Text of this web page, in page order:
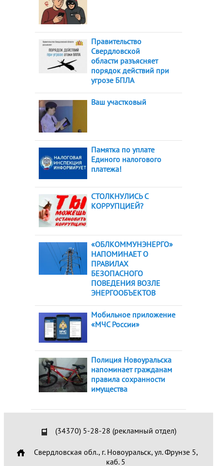
Правительство
Свердловской
области разъясняет
порядок действий при
угрозе БПЛА
Ваш участковый
Памятка по уплате
Единого налогового
платежа!
СТОЛКНУЛИСЬ С
КОРРУПЦИЕЙ?
«ОБЛКОММУНЭНЕРГО»
НАПОМИНАЕТ О
ПРАВИЛАХ
БЕЗОПАСНОГО
ПОВЕДЕНИЯ ВОЗЛЕ
ЭНЕРГООБЪЕКТОВ
Мобильное приложение
«МЧС России»
Полиция Новоуральска
напоминает гражданам
правила сохранности
имущества
(34370) 5-28-28 (рекламный отдел)
Свердловская обл., г. Новоуральск, ул. Фрунзе 5,
каб. 5